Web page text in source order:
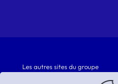
Les autres sites du groupe